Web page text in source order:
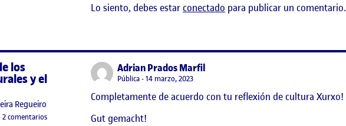
Lo siento, debes estarconectado para publicar un comentario.
los
y el
Regueiro
2 comentariosen PEC 1 Inicios de los estudios culturales y el arte pop
Adrian Prados Marfilsays:
Visibilidad:
Pública 14 marzo, 2023
Completamente de acuerdo con tu reflexión de cultura Xurxo!
Gut gemacht!